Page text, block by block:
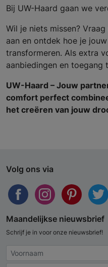
Bij UW-Haard gaan we
Wil je niets missen?
aan en ontdek hoe je
transformeren. Als extra
aanbiedingen en
UW-Haard – Jouw
comfort perfect
het creëren van jouw
Volg ons via
Maandelijkse nieuwsbrief
Schrijf je in voor onze nieuwsbrief!